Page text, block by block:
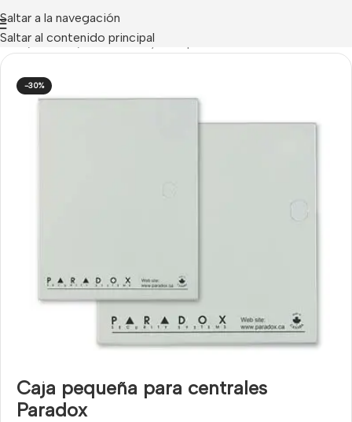
Saltar a la navegación
Saltar al contenido principal
/ Paradox/Accesorios y Complementos Paradox
-30%
Caja pequeña para centrales
Paradox